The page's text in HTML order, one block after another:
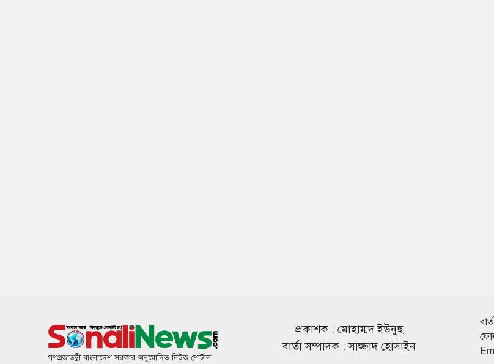
গণপ্রজাতন্ত্রী বাংলাদেশ সরকার অনুমোদিত নিউজ পোর্টাল
প্রকাশক : মোহাম্মদ ইউনুছ
বার্তা সম্পাদক : সাজ্জাদ হোসাইন